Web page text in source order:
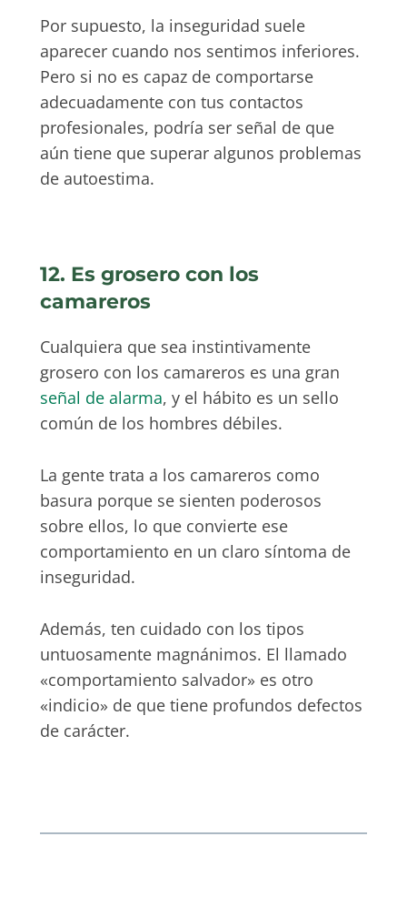
Por supuesto, la inseguridad suele
aparecer cuando nos sentimos inferiores.
Pero si no es capaz de comportarse
adecuadamente con tus contactos
profesionales, podría ser señal de que
aún tiene que superar algunos problemas
de autoestima.
12. Es grosero con los
camareros
Cualquiera que sea instintivamente
grosero con los camareros es una gran
señal de alarma, y el hábito es un sello
común de los hombres débiles.
La gente trata a los camareros como
basura porque se sienten poderosos
sobre ellos, lo que convierte ese
comportamiento en un claro síntoma de
inseguridad.
Además, ten cuidado con los tipos
untuosamente magnánimos. El llamado
«comportamiento salvador» es otro
«indicio» de que tiene profundos defectos
de carácter.